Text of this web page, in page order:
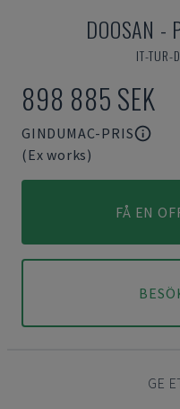
DOOSAN -
IT-
898 885 SEK
GINDUMAC-PRIS
(Ex works)
FÅ EN
GE